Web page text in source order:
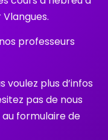
professeurs
voulez plus d’infos
pas de nous
formulaire de